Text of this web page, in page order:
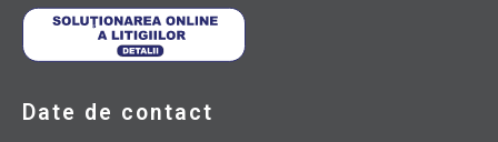
Date de contact